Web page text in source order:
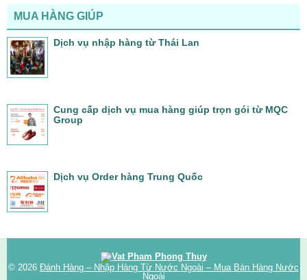
MUA HÀNG GIÚP
Dịch vụ nhập hàng từ Thái Lan
Cung cấp dịch vụ mua hàng giúp trọn gói từ MQC
Group
Dịch vụ Order hàng Trung Quốc
© 2026 Đánh Hàng – Nhập Hàng Từ Nước Ngoài – Mua Bán Hàng Nước
Ngoài